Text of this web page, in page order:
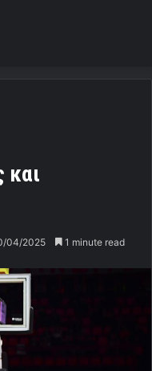
και
04/2025 1 minute read